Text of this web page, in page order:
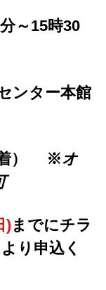
～15時30
ンター本館
着） ※オ
)までにチラ
り申込く